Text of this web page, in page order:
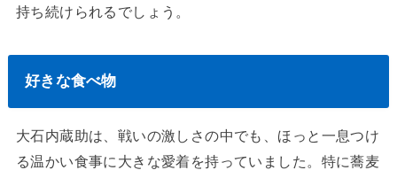
持ち続けられるでしょう。
好きな食べ物
大石内蔵助は、戦いの激しさの中でも、ほっと一息つけ
る温かい食事に大きな愛着を持っていました。特に蕎麦